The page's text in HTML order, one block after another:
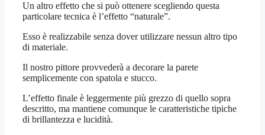
Un altro effetto che si può ottenere scegliendo questa
particolare tecnica è l’effetto “naturale”.
Esso è realizzabile senza dover utilizzare nessun altro tipo
di materiale.
Il nostro pittore provvederà a decorare la parete
semplicemente con spatola e stucco.
L’effetto finale è leggermente più grezzo di quello sopra
descritto, ma mantiene comunque le caratteristiche tipiche
di brillantezza e lucidità.